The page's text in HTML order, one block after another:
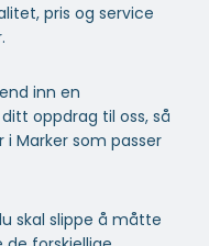
pris og service
inn en
oppdrag til oss, så
i Marker som passer
skal slippe å måtte